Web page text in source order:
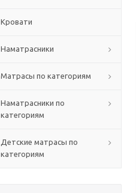
Кровати
Наматрасники
Матрасы по категориям
Наматрасники по
категориям
Детские матрасы по
категориям